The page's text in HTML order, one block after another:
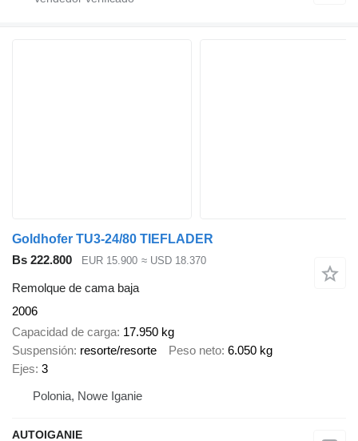
Goldhofer TU3-24/80 TIEFLADER
Bs 222.800
EUR 15.900 ≈ USD 18.370
Remolque de cama baja
2006
Capacidad de carga 17.950 kg
Suspensión resorte/resorte Peso neto 6.050 kg
Ejes 3
Polonia, Nowe Iganie
AUTOIGANIE